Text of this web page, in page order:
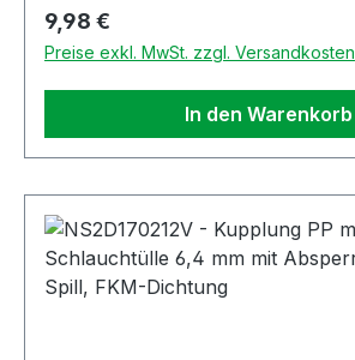
Regulärer Preis:
9,98 €
Preise exkl. MwSt. zzgl. Versandkosten
In den Warenkorb